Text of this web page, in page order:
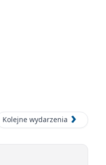
Kolejne wydarzenia